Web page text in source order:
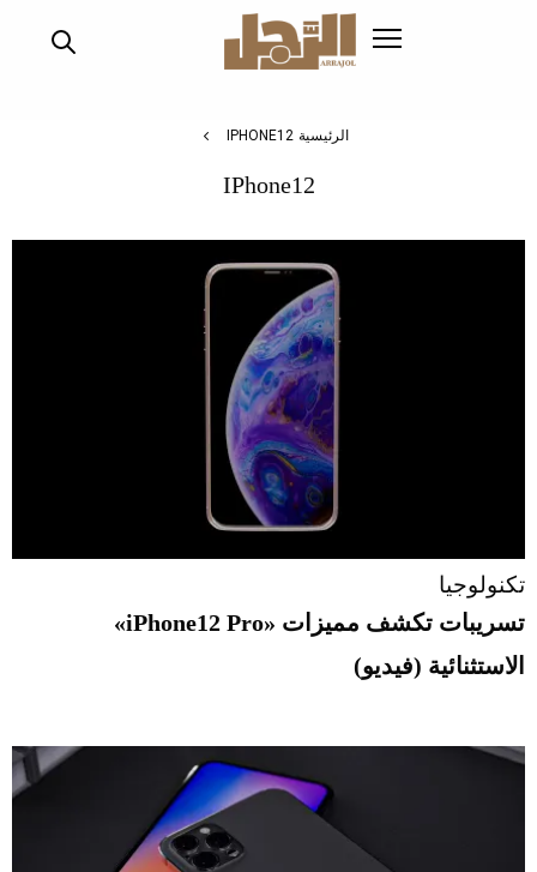
الرئيسية IPHONE12
IPhone12
تكنولوجيا
تسريبات تكشف مميزات «iPhone12 Pro»
الاستثنائية (فيديو)